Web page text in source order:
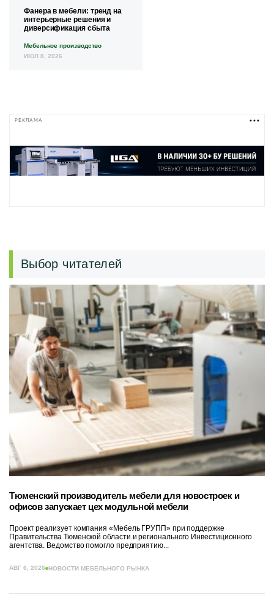
Фанера в мебели: тренд на
интерьерные решения и
диверсификация сбыта
Мебельное производство
ИЮЛ 8, 2026
РЕКЛАМА
Выбор читателей
Тюменский производитель мебели для новостроек и
офисов запускает цех модульной мебели
Проект реализует компания «Мебель ГРУПП» при поддержке
Правительства Тюменской области и регионального Инвестиционного
агентства. Ведомство помогло предприятию...
АВГ 6, 2026 НОВОСТИ МЕБЕЛЬНОГО РЫНКА